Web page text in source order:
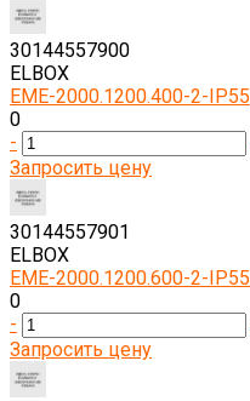
30144557900
ELBOX
EME-2000.1200.400-2-IP55
0
-
Запросить цену
30144557901
ELBOX
EME-2000.1200.600-2-IP55
0
-
Запросить цену